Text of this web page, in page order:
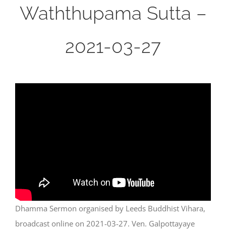
Waththupama Sutta –
2021-03-27
Dhamma Sermon organised by Leeds Buddhist Vihara,
broadcast online on 2021-03-27. Ven. Galpottayaye